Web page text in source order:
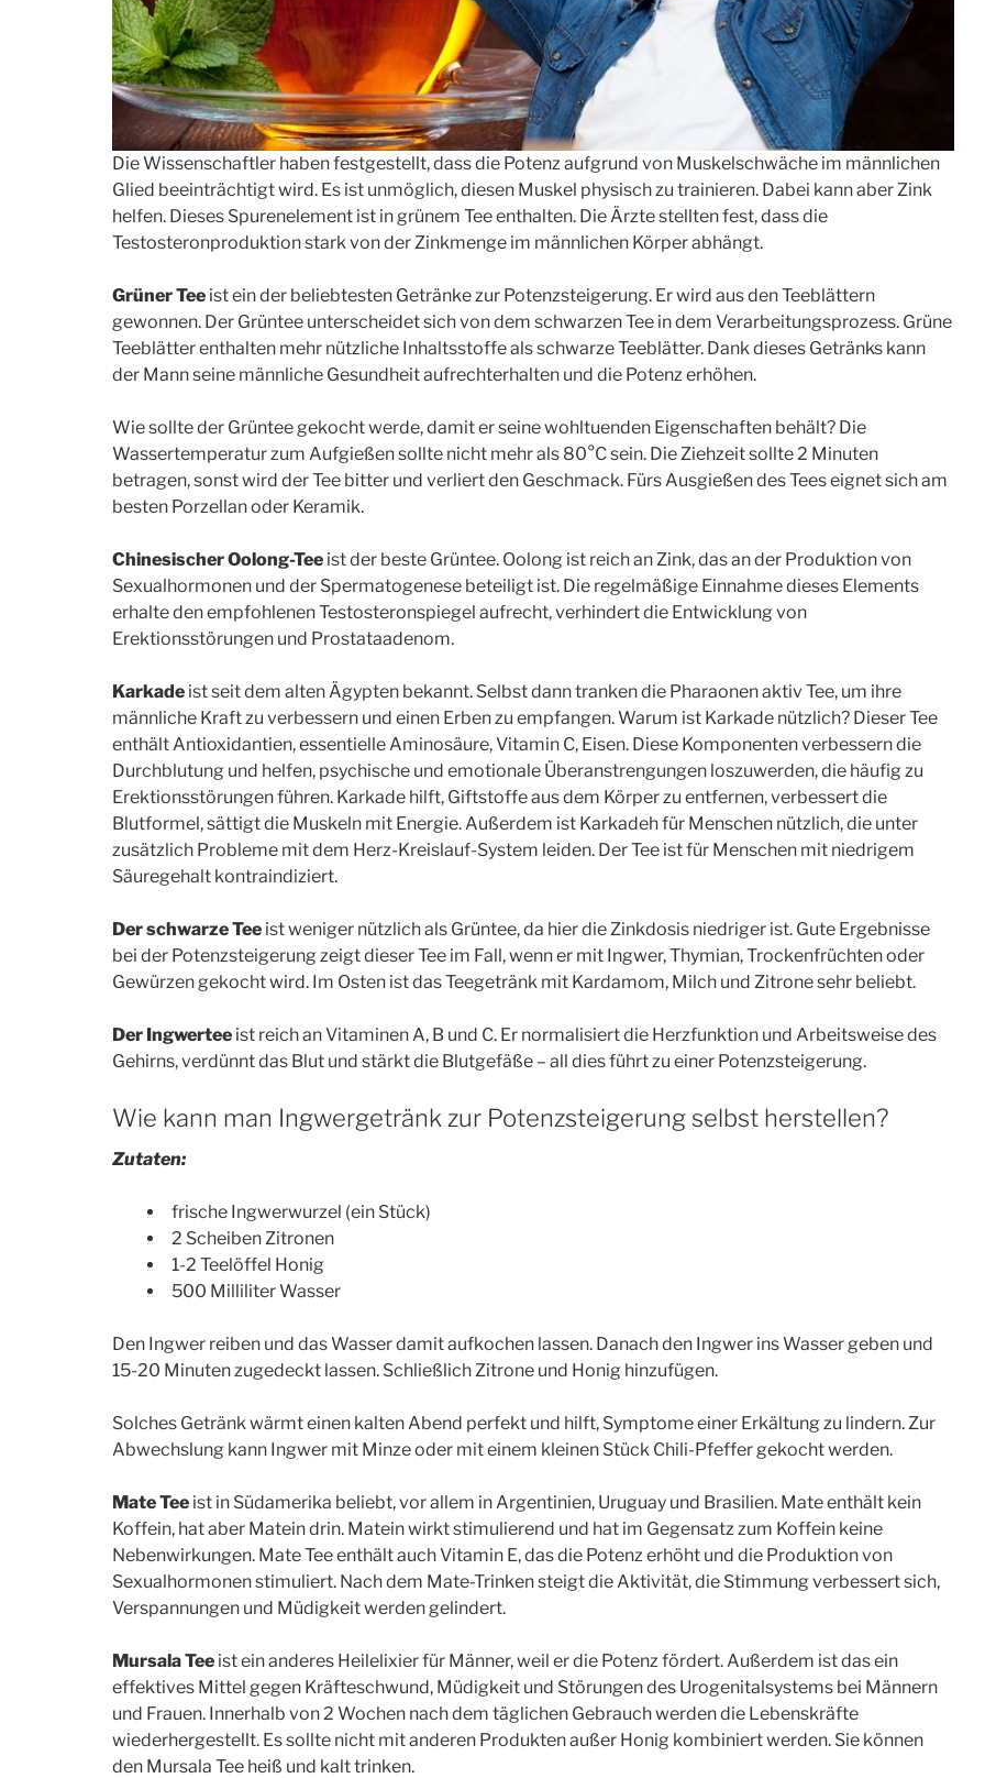
Die Wissenschaftler haben festgestellt, dass die Potenz aufgrund von Muskelschwäche im männlichen
Glied beeinträchtigt wird. Es ist unmöglich, diesen Muskel physisch zu trainieren. Dabei kann aber Zink
helfen. Dieses Spurenelement ist in grünem Tee enthalten. Die Ärzte stellten fest, dass die
Testosteronproduktion stark von der Zinkmenge im männlichen Körper abhängt.
Grüner Tee ist ein der beliebtesten Getränke zur Potenzsteigerung. Er wird aus den Teeblättern
gewonnen. Der Grüntee unterscheidet sich von dem schwarzen Tee in dem Verarbeitungsprozess. Grüne
Teeblätter enthalten mehr nützliche Inhaltsstoffe als schwarze Teeblätter. Dank dieses Getränks kann
der Mann seine männliche Gesundheit aufrechterhalten und die Potenz erhöhen.
Wie sollte der Grüntee gekocht werde, damit er seine wohltuenden Eigenschaften behält? Die
Wassertemperatur zum Aufgießen sollte nicht mehr als 80°C sein. Die Ziehzeit sollte 2 Minuten
betragen, sonst wird der Tee bitter und verliert den Geschmack. Fürs Ausgießen des Tees eignet sich am
besten Porzellan oder Keramik.
Chinesischer Oolong-Tee ist der beste Grüntee. Oolong ist reich an Zink, das an der Produktion von
Sexualhormonen und der Spermatogenese beteiligt ist. Die regelmäßige Einnahme dieses Elements
erhalte den empfohlenen Testosteronspiegel aufrecht, verhindert die Entwicklung von
Erektionsstörungen und Prostataadenom.
Karkade ist seit dem alten Ägypten bekannt. Selbst dann tranken die Pharaonen aktiv Tee, um ihre
männliche Kraft zu verbessern und einen Erben zu empfangen. Warum ist Karkade nützlich? Dieser Tee
enthält Antioxidantien, essentielle Aminosäure, Vitamin C, Eisen. Diese Komponenten verbessern die
Durchblutung und helfen, psychische und emotionale Überanstrengungen loszuwerden, die häufig zu
Erektionsstörungen führen. Karkade hilft, Giftstoffe aus dem Körper zu entfernen, verbessert die
Blutformel, sättigt die Muskeln mit Energie. Außerdem ist Karkadeh für Menschen nützlich, die unter
zusätzlich Probleme mit dem Herz-Kreislauf-System leiden. Der Tee ist für Menschen mit niedrigem
Säuregehalt kontraindiziert.
Der schwarze Tee ist weniger nützlich als Grüntee, da hier die Zinkdosis niedriger ist. Gute Ergebnisse
bei der Potenzsteigerung zeigt dieser Tee im Fall, wenn er mit Ingwer, Thymian, Trockenfrüchten oder
Gewürzen gekocht wird. Im Osten ist das Teegetränk mit Kardamom, Milch und Zitrone sehr beliebt.
Der Ingwertee ist reich an Vitaminen A, B und C. Er normalisiert die Herzfunktion und Arbeitsweise des
Gehirns, verdünnt das Blut und stärkt die Blutgefäße – all dies führt zu einer Potenzsteigerung.
Wie kann man Ingwergetränk zur Potenzsteigerung selbst herstellen?
Zutaten:
frische Ingwerwurzel (ein Stück)
2 Scheiben Zitronen
1-2 Teelöffel Honig
500 Milliliter Wasser
Den Ingwer reiben und das Wasser damit aufkochen lassen. Danach den Ingwer ins Wasser geben und
15-20 Minuten zugedeckt lassen. Schließlich Zitrone und Honig hinzufügen.
Solches Getränk wärmt einen kalten Abend perfekt und hilft, Symptome einer Erkältung zu lindern. Zur
Abwechslung kann Ingwer mit Minze oder mit einem kleinen Stück Chili-Pfeffer gekocht werden.
Mate Tee ist in Südamerika beliebt, vor allem in Argentinien, Uruguay und Brasilien. Mate enthält kein
Koffein, hat aber Matein drin. Matein wirkt stimulierend und hat im Gegensatz zum Koffein keine
Nebenwirkungen. Mate Tee enthält auch Vitamin E, das die Potenz erhöht und die Produktion von
Sexualhormonen stimuliert. Nach dem Mate-Trinken steigt die Aktivität, die Stimmung verbessert sich,
Verspannungen und Müdigkeit werden gelindert.
Mursala Tee ist ein anderes Heilelixier für Männer, weil er die Potenz fördert. Außerdem ist das ein
effektives Mittel gegen Kräfteschwund, Müdigkeit und Störungen des Urogenitalsystems bei Männern
und Frauen. Innerhalb von 2 Wochen nach dem täglichen Gebrauch werden die Lebenskräfte
wiederhergestellt. Es sollte nicht mit anderen Produkten außer Honig kombiniert werden. Sie können
den Mursala Tee heiß und kalt trinken.
07
FAKT
Männer…
…haben häufiger Aids
08
Männer…
…sterben rund sieben
Herzinfarkt als
01
Männer…
…führen einen
Lebensstil